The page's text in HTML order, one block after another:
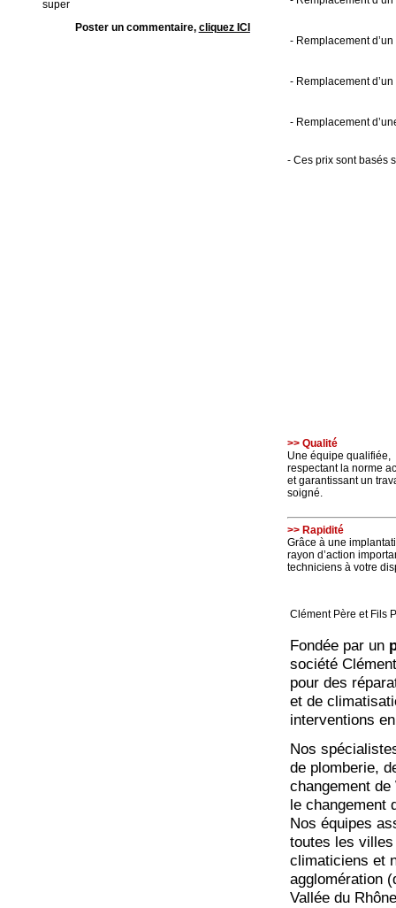
super
Poster un commentaire, cliquez ICI
- Remplacement
- Remplacement
- Remplacement
- Ces prix sont basés
>> Qualité
Une équipe qualifiée,
respectant la norme
et garantissant un
soigné.
>> Rapidité
Grâce à une
rayon d’action
techniciens à votre
Clément Père et Fils
Fondée par un
société
pour des
et de
interventions
Nos
de plomberie,
changement
le changement
Nos équipes
toutes les
climaticiens et
agglomération
Vallée du